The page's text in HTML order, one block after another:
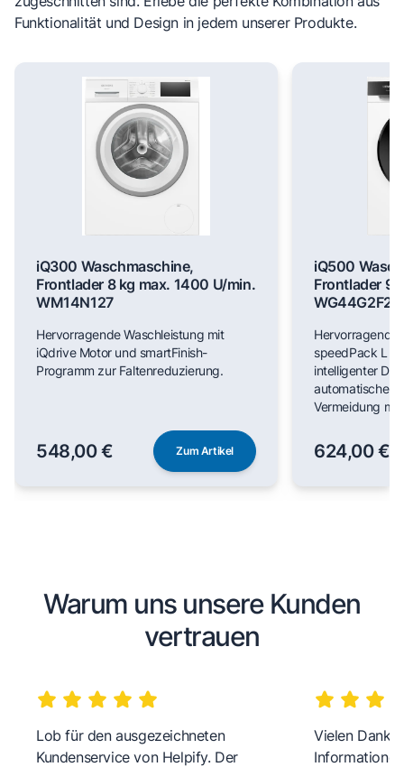
Funktionalität und Design in jedem unserer Produkte.
iQ300 Waschmaschine,
Frontlader 8 kg max. 1400 U/min.
WM14N127
Hervorragende Waschleistung mit
iQdrive Motor und smartFinish-
Programm zur Faltenreduzierung.
548,00 € Zum Artikel
iQ500
Frontlader 9
WG44G2F22
Hervorragende
speedPack L
intelligenter
automatischer
Vermeidung
624,00 €
Warum uns unsere Kunden
vertrauen
Lob für den ausgezeichneten
Kundenservice von Helpify. Der
Vielen Dank